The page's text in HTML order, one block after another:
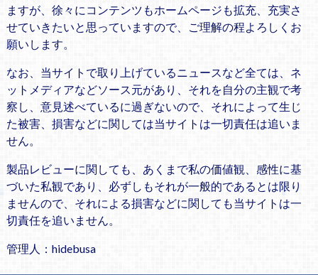
ますが、徐々にコンテンツもホームページも拡充、充実さ
せていきたいと思っていますので、ご理解の程よろしくお
願いします。
なお、当サイトで取り上げているニュースなど全ては、ネ
ットメディアなどソース元があり、それを自分の主観で考
察し、意見述べているに過ぎないので、それによって生じ
た被害、損害などに関しては当サイトは一切責任は追いま
せん。
製品レビューに関しても、あくまで私の価値観、感性に基
づいた私観であり、必ずしもそれが一般的であるとは限り
ませんので、それによる損害などに関しても当サイトは一
切責任を追いません。
管理人：hidebusa